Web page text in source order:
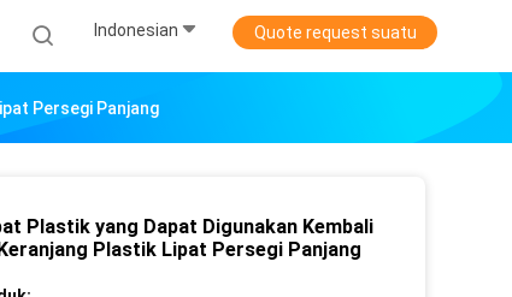
Indonesian Quote request suatu
Persegi Panjang
Plastik yang Dapat Digunakan Kembali
Plastik Lipat Persegi Panjang